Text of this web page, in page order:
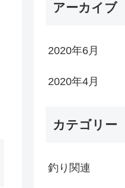
アーカイブ
2020年6月
2020年4月
カテゴリー
釣り関連